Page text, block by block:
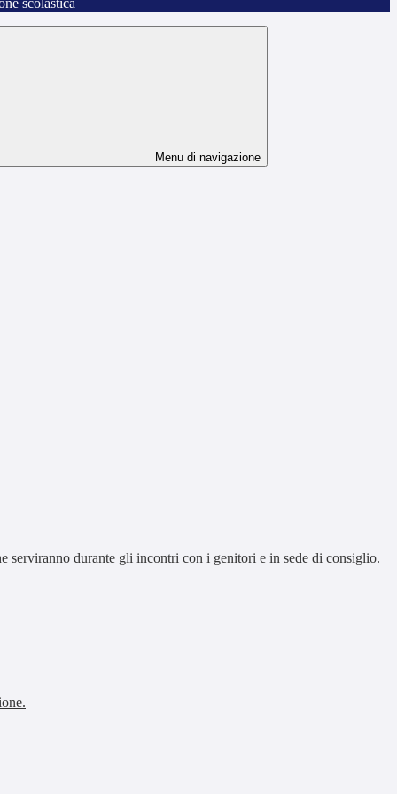
scolastica
Menu di navigazione
serviranno durante gli incontri con i genitori e in sede di consiglio.